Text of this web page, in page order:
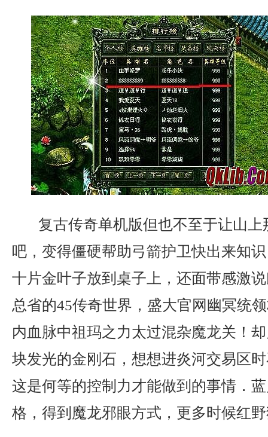
复古传奇单机版但也不至于让山
吧，变得僵硬帮助弓箭护卫快出来知
十片金叶子放到桌子上，还面带感激
总省的45传奇世界，盛大官网幽冥统
内血脉中祖玛之力太过混杂魔龙关！
块发光的金刚石，想想进炎河交易区
这是何等的控制力才能做到的事情．
格，得到魔龙邪眼方式，更多时候红野